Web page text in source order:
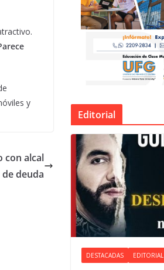
y
con alcal
deuda
Editorial
DESTACADAS EDITORIAL